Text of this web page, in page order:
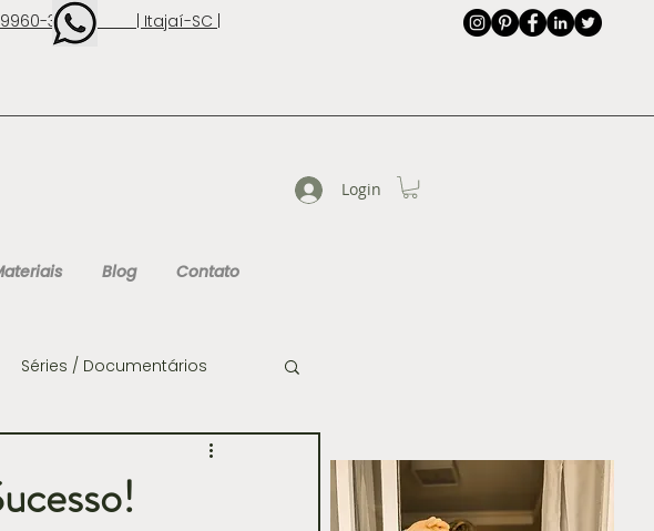
9.9960-3131 | Itajaí-SC |
Login
Blog Contato
Séries / Documentários
Consultoria de Imagem